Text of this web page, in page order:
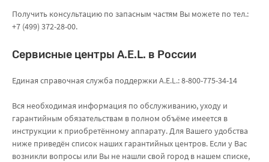
Получить консультацию по запасным частям Вы можете по тел.:
+7 (499) 372-28-00.
Сервисные центры A.E.L. в России
Единая справочная служба поддержки A.E.L.: 8-800-775-34-14
Вся необходимая информация по обслуживанию, уходу и
гарантийным обязательствам в полном объёме имеется в
инструкции к приобретённому аппарату. Для Вашего удобства
ниже приведён список наших гарантийных центров. Если у Вас
возникли вопросы или Вы не нашли свой город в нашем списке,